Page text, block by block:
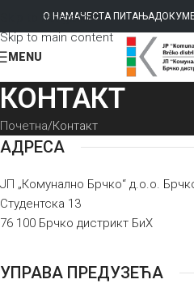
Skip to navigation
Skip to main content
О НАМАЧЕСТА ПИТАЊА
MENU
КОНТАКТ
Почетна Контакт
АДРЕСА
ЈП „Комунално Брчко“ д.о.о.
Студентска 13
76 100 Брчко дистрикт БиХ
УПРАВА ПРЕДУЗЕЋА